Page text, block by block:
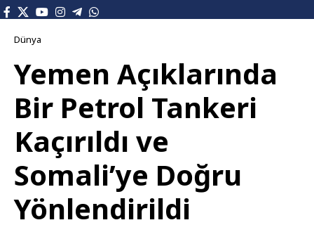
Dünya
Yemen Açıklarında
Bir Petrol Tankeri
Kaçırıldı ve
Somali’ye Doğru
Yönlendirildi